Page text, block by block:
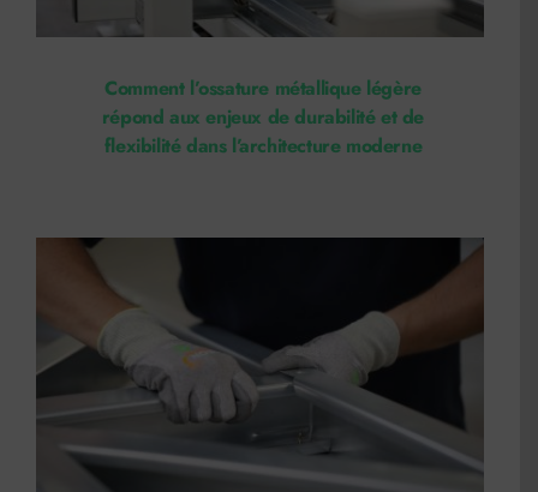
Comment l’ossature métallique légère
répond aux enjeux de durabilité et de
flexibilité dans l’architecture moderne